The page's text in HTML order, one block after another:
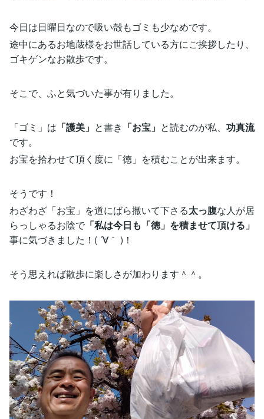
今日は日曜日なので吸い殻もゴミも少なめです。
途中にあるお地蔵様をお世話している方にご挨拶したり、
ゴキゲンなお散歩です。
そこで、ふと気づいた事が有りました。
「ゴミ」は 「護美」 と書き 「お宝」 と読むのが私、 功真流
です。
お宝を拾わせて頂く度に「徳」を積むことが出来ます。
そうです！
わざわざ「お宝」を道にばら撒いて下さる太っ腹な人が居
らっしゃるお陰で 「私は今日も「徳」を積ませて頂ける」
事に気づきました！( ´∀｀ )！
そう思えれば散歩に楽しさが加わります＾＾。